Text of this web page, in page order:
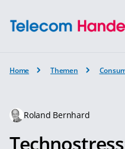
Home Themen
Roland Bernhard